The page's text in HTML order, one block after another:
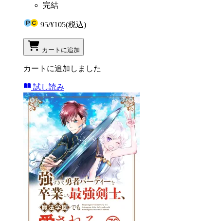
完結
95/¥105(税込)
カートに追加
カートに追加しました
試し読み